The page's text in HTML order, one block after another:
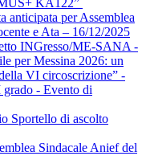
KA122”
anticipata per Assemblea
e Ata – 16/12/2025
INGresso/ME-SANA -
per Messina 2026: un
VI circoscrizione” -
grado - Evento di
Sportello di ascolto
Sindacale Anief del